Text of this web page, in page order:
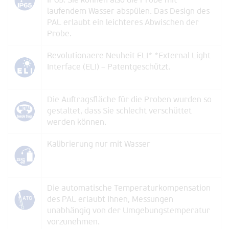
laufendem Wasser abspülen. Das Design des
PAL erlaubt ein leichteres Abwischen der
Probe.
Revolutionaere Neuheit ELI* *External Light
Interface (ELI) – Patentgeschützt.
Die Auftragsfläche für die Proben wurden so
gestaltet, dass Sie schlecht verschüttet
werden können.
Kalibrierung nur mit Wasser
Die automatische Temperaturkompensation
des PAL erlaubt Ihnen, Messungen
unabhängig von der Umgebungstemperatur
vorzunehmen.